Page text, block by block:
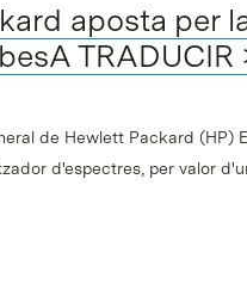
aposta per
TRADUCIR
de Hewlett Packard (HP)
d'espectres, per valor